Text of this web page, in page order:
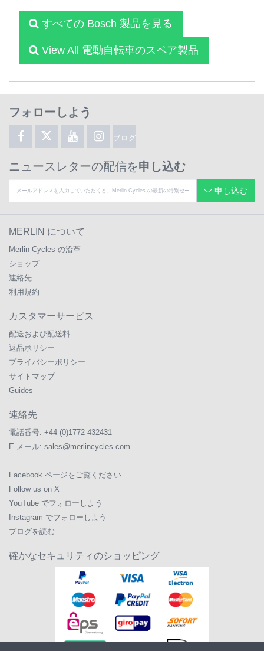
すべての Bosch 製品を見る
View All 電動自転車のスペア製品
フォローしよう
ブログ
ニュースレターの配信を申し込む
申し込む
MERLIN について
Merlin Cycles の沿革
ショップ
連絡先
利用規約
カスタマーサービス
配送および配送料
返品ポリシー
プライバシーポリシー
サイトマップ
Guides
連絡先
電話番号: +44 (0)1772 432431
E メール: sales@merlincycles.com
Facebook ページをご覧ください
Follow us on X
YouTube でフォローしよう
Instagram でフォローしよう
ブログを読む
確かなセキュリティのショッピング